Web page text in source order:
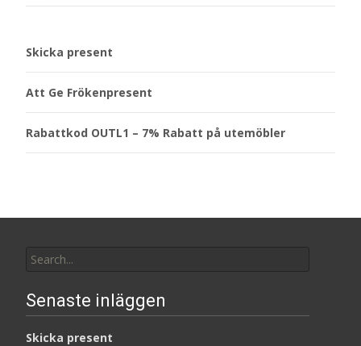
Skicka present
Att Ge Frökenpresent
Rabattkod OUTL1 – 7% Rabatt på utemöbler
for:
Senaste inläggen
Skicka present